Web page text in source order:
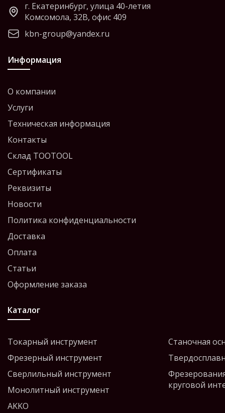
г. Екатеринбург, улица 40-летия
Комсомола, 32В, офис 409
kbn-group@yandex.ru
Информация
О компании
Услуги
Техническая информация
Контакты
Склад TOOTOOL
Сертификаты
Реквизиты
Новости
Политика конфиденциальности
Доставка
Оплата
Статьи
Оформление заказа
Каталог
Токарный инструмент
Фрезерный инструмент
Сверлильный инструмент
Монолитный инструмент
AKKO
Станочная
круговой